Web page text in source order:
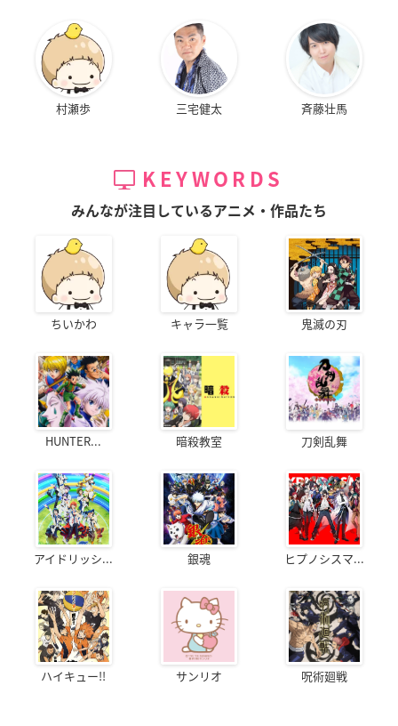
村瀬歩 三宅健太 斉藤壮馬
KEYWORDS
みんなが注目しているアニメ・作品たち
ちいかわ キャラ一覧 鬼滅の刃
HUNTER... 暗殺教室 刀剣乱舞
アイドリッシ... 銀魂 ヒプノシスマ...
ハイキュー!! サンリオ 呪術廻戦